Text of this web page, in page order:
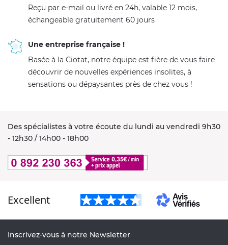
Reçu par e-mail ou livré en 24h, valable 12 mois,
échangeable gratuitement 60 jours
Une entreprise française !
Basée à la Ciotat, notre équipe est fière de vous faire
découvrir de nouvelles expériences insolites, à
sensations ou dépaysantes près de chez vous !
Des spécialistes à votre écoute du lundi au vendredi 9h30
- 12h30 / 14h00 - 18h00
Excellent
Inscrivez-vous à notre Newsletter